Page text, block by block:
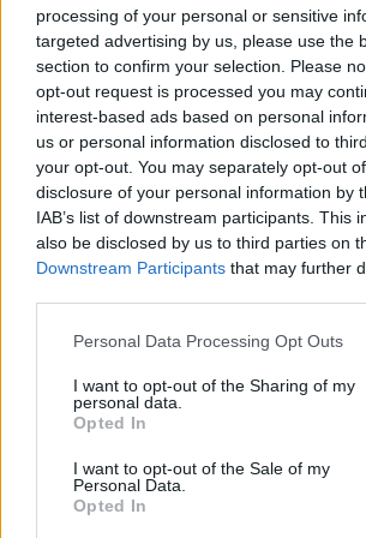
processing of your personal or sensitive
targeted advertising by us, please use the
section to confirm your selection. Please
opt-out request is processed you may
interest-based ads based on personal
us or personal information disclosed to
your opt-out. You may separately opt-out
disclosure of your personal information by
IAB’s list of downstream participants. This
also be disclosed by us to third parties on
Downstream Participants that may further
Please note that this website/app uses one
not limited to your visit or usage behaviour.
grant or deny consent to Google and its
use your data for below specified purposes
consent section.
Personal Data Processing Opt Outs
I want to opt-out of the Sharing of my
personal data.
Opted In
I want to opt-out of the Sale of my
Personal Data.
Opted In
μόνο 2 ημέρες στα χέρια
ΑΣΕΠ: Εξ αποστάσεως η
Πιστοποίηση
μέρες
Μάθε πρώτος όλες τις
Βάλε το proson.gr στα
αναζήτησης της Google